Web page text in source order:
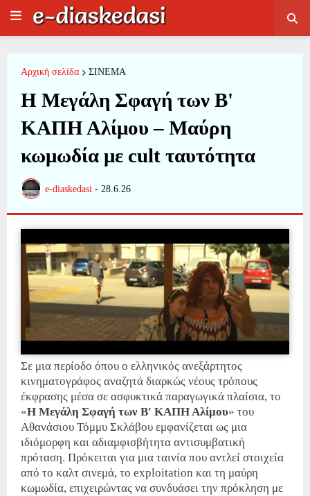
Αρχική σελίδα ΣΙΝΕΜΑ
Η Μεγάλη Σφαγή των Β'
ΚΑΠΗ Αλίμου – Μαύρη
κωμωδία με cult ταυτότητα
e-diaskedasi - 28.6.26
Σε μια περίοδο όπου ο ελληνικός ανεξάρτητος
κινηματογράφος αναζητά διαρκώς νέους τρόπους
έκφρασης μέσα σε ασφυκτικά παραγωγικά πλαίσια, το
«Η Μεγάλη Σφαγή των Β' ΚΑΠΗ Αλίμου» του
Αθανάσιου Τόμμυ Σκλάβου εμφανίζεται ως μια
ιδιόμορφη και αδιαμφισβήτητα αντισυμβατική
πρόταση. Πρόκειται για μια ταινία που αντλεί στοιχεία
από το καλτ σινεμά, το exploitation και τη μαύρη
κωμωδία, επιχειρώντας να συνδυάσει την πρόκληση με